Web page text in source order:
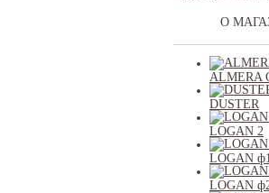
О
ALMERA
DUSTER
LOGAN 2
LOGAN ф1
LOGAN